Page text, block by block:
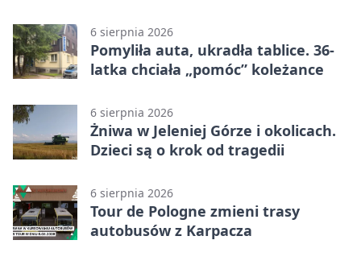
6 sierpnia 2026
Pomyliła auta, ukradła tablice. 36-
latka chciała „pomóc” koleżance
6 sierpnia 2026
Żniwa w Jeleniej Górze i okolicach.
Dzieci są o krok od tragedii
6 sierpnia 2026
Tour de Pologne zmieni trasy
autobusów z Karpacza